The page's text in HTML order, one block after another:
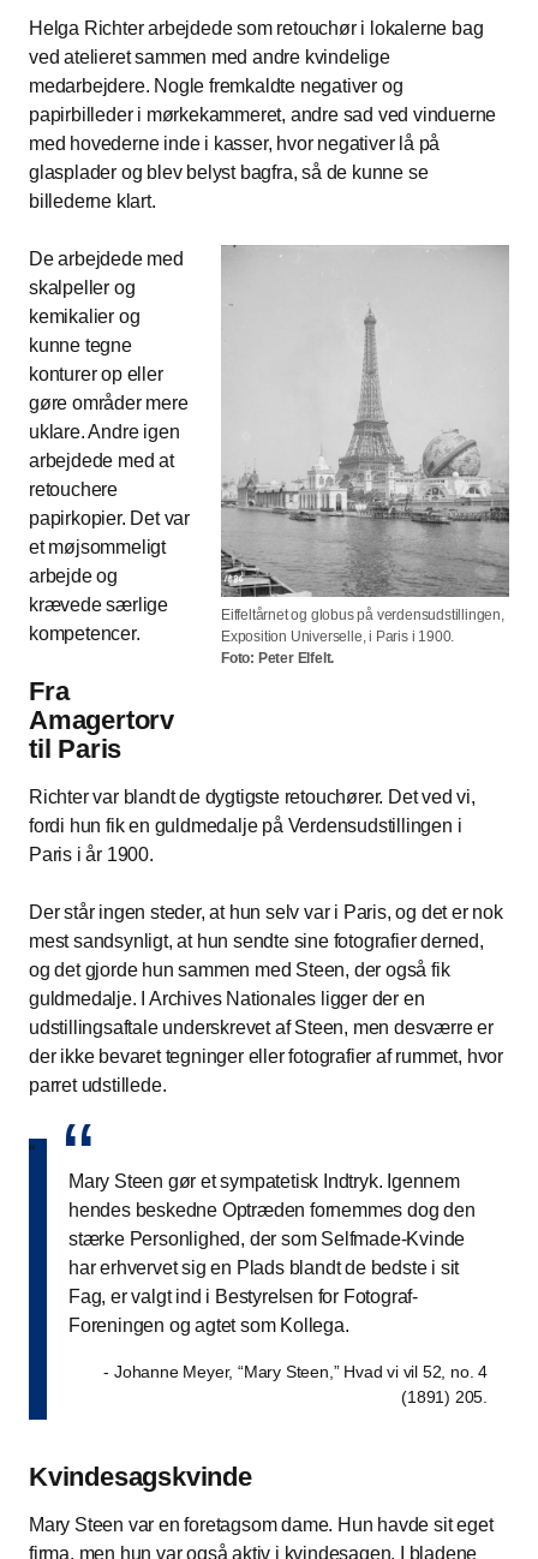
Helga Richter arbejdede som retouchør i lokalerne bag
ved atelieret sammen med andre kvindelige
medarbejdere. Nogle fremkaldte negativer og
papirbilleder i mørkekammeret, andre sad ved vinduerne
med hovederne inde i kasser, hvor negativer lå på
glasplader og blev belyst bagfra, så de kunne se
billederne klart.
Eiffeltårnet og globus på verdensudstillingen,
Exposition Universelle, i Paris i 1900.
Foto: Peter Elfelt.
De arbejdede med
skalpeller og
kemikalier og
kunne tegne
konturer op eller
gøre områder mere
uklare. Andre igen
arbejdede med at
retouchere
papirkopier. Det var
et møjsommeligt
arbejde og
krævede særlige
kompetencer.
Fra
Amagertorv
til Paris
Richter var blandt de dygtigste retouchører. Det ved vi,
fordi hun fik en guldmedalje på Verdensudstillingen i
Paris i år 1900.
Der står ingen steder, at hun selv var i Paris, og det er nok
mest sandsynligt, at hun sendte sine fotografier derned,
og det gjorde hun sammen med Steen, der også fik
guldmedalje. I Archives Nationales ligger der en
udstillingsaftale underskrevet af Steen, men desværre er
der ikke bevaret tegninger eller fotografier af rummet, hvor
parret udstillede.
“
Mary Steen gør et sympatetisk Indtryk. Igennem
hendes beskedne Optræden fornemmes dog den
stærke Personlighed, der som Selfmade-Kvinde
har erhvervet sig en Plads blandt de bedste i sit
Fag, er valgt ind i Bestyrelsen for Fotograf-
Foreningen og agtet som Kollega.
- Johanne Meyer, “Mary Steen,” Hvad vi vil 52, no. 4
(1891) 205.
“
Kvindesagskvinde
Mary Steen var en foretagsom dame. Hun havde sit eget
firma, men hun var også aktiv i kvindesagen. I bladene